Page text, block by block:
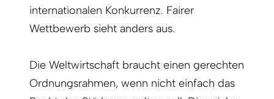
internationalen Konkurrenz. Fairer
Wettbewerb sieht anders aus.
Die Weltwirtschaft braucht einen gerechten
Ordnungsrahmen, wenn nicht einfach das